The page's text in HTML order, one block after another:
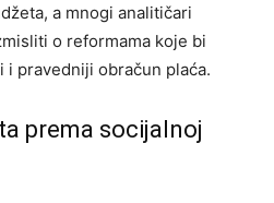
a mnogi analitičari
o reformama koje bi
pravedniji obračun plaća.
prema socijalnoj